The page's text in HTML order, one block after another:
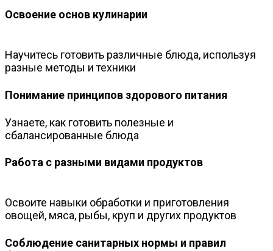
Освоение основ кулинарии
Научитесь готовить различные блюда, используя
разные методы и техники
Понимание принципов здорового питания
Узнаете, как готовить полезные и
сбалансированные блюда
Работа с разными видами продуктов
Освоите навыки обработки и приготовления
овощей, мяса, рыбы, круп и других продуктов
Соблюдение санитарных нормы и правил